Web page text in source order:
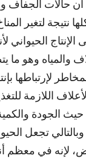
حالات الجفاف
نتيجة لتغير
الإنتاج الحيواني
والمياه وهو ما
لإرتباطها
اللازمة
الجودة
وبالتالي تجعل
لإنه في معظم